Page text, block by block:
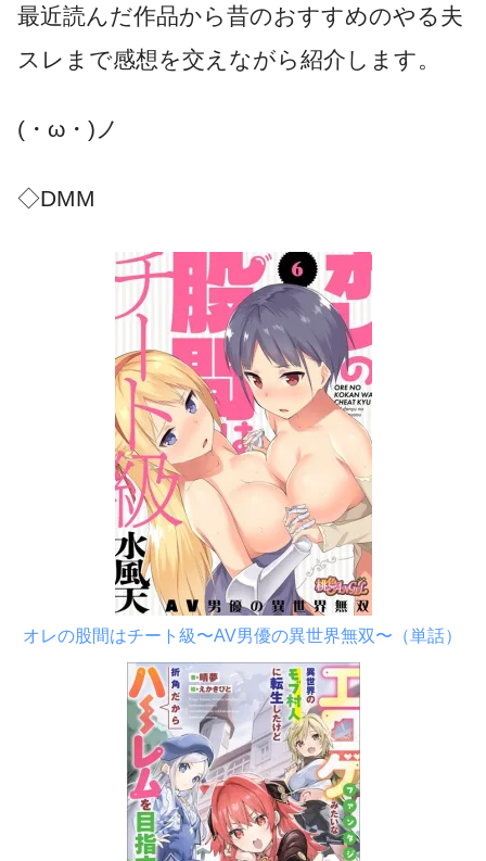
最近読んだ作品から昔のおすすめのやる夫
スレまで感想を交えながら紹介します。
(・ω・)ノ
◇DMM
オレの股間はチート級〜AV男優の異世界無双〜（単話）